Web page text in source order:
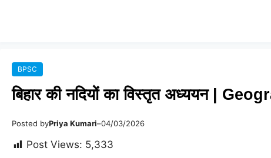
BPSC
बिहार की नदियों का विस्तृत अध्ययन |
Posted byPriya Kumari–04/03/2026
Post Views: 5,333